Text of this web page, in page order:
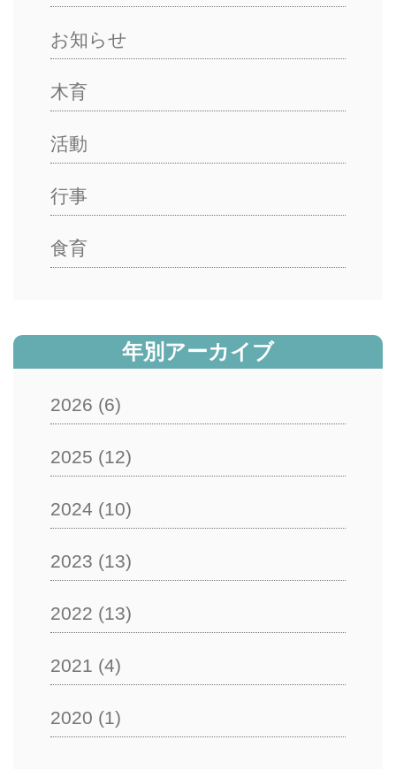
お知らせ
木育
活動
行事
食育
年別アーカイブ
2026 (6)
2025 (12)
2024 (10)
2023 (13)
2022 (13)
2021 (4)
2020 (1)